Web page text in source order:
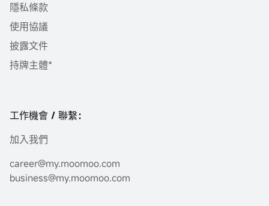
隱私條款
使用協議
披露文件
持牌主體*
工作機會 / 聯繫：
加入我們
career@my.moomoo.com
business@my.moomoo.com